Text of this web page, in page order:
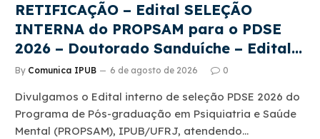
RETIFICAÇÃO – Edital SELEÇÃO
INTERNA do PROPSAM para o PDSE
2026 – Doutorado Sanduíche – Edital
CAPES 22/2026
By Comunica IPUB 6 de agosto de 2026 0
Divulgamos o Edital interno de seleção PDSE 2026 do
Programa de Pós-graduação em Psiquiatria e Saúde
Mental (PROPSAM), IPUB/UFRJ, atendendo…